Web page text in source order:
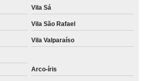
Vila Sá
Vila São Rafael
Vila Valparaíso
Arco-íris